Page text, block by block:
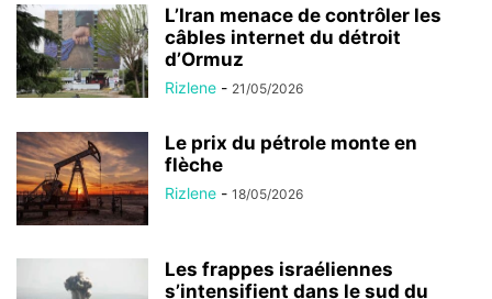
L’Iran menace de contrôler les
câbles internet du détroit
d’Ormuz
Rizlene - 21/05/2026
Le prix du pétrole monte en
flèche
Rizlene - 18/05/2026
Les frappes israéliennes
s’intensifient dans le sud du